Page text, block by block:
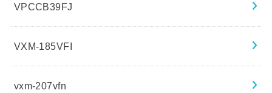
VPCCB39FJ
VXM-185VFI
vxm-207vfn